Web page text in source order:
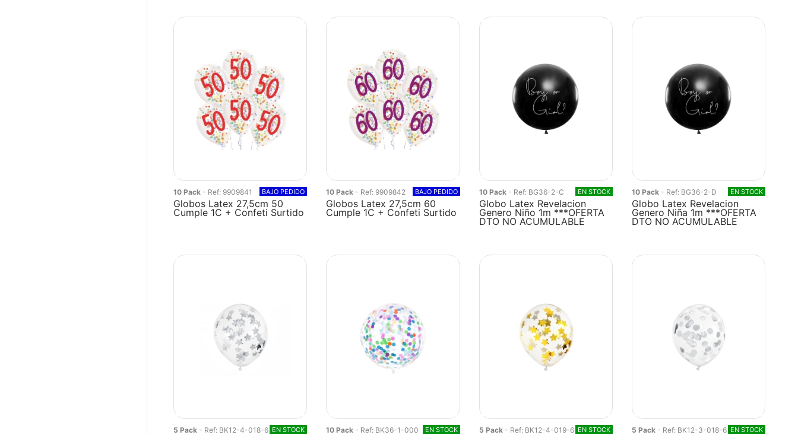
10 Pack - Ref: 9909841 BAJO PEDIDO
Globos Latex 27,5cm 50
Cumple 1C + Confeti Surtido
10 Pack - Ref: 9909842 BAJO PEDIDO
Globos Latex 27,5cm 60
Cumple 1C + Confeti Surtido
10 Pack - Ref: BG36-2-C EN STOCK
Globo Latex Revelacion
Genero Niño 1m ***OFERTA
DTO NO ACUMULABLE
10 Pack - Ref: BG36-2-D EN STOCK
Globo Latex Revelacion
Genero Niña 1m ***OFERTA
DTO NO ACUMULABLE
5 Pack - Ref: BK12-4-018-6 EN STOCK 10 Pack - Ref: BK36-1-000 EN STOCK 5 Pack - Ref: BK12-4-019-6 EN STOCK 5 Pack - Ref: BK12-3-018-6 EN STOCK